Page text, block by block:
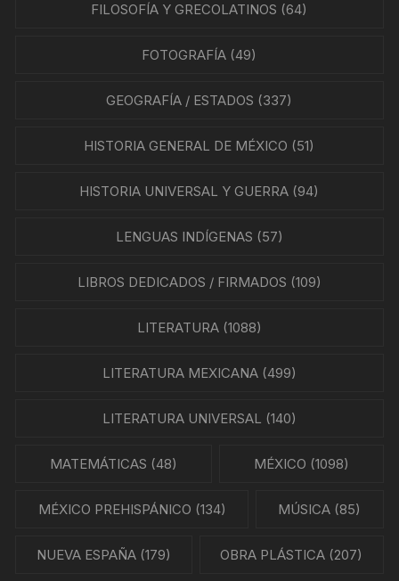
FILOSOFÍA Y GRECOLATINOS (64)
FOTOGRAFÍA (49)
GEOGRAFÍA / ESTADOS (337)
HISTORIA GENERAL DE MÉXICO (51)
HISTORIA UNIVERSAL Y GUERRA (94)
LENGUAS INDÍGENAS (57)
LIBROS DEDICADOS / FIRMADOS (109)
LITERATURA(1088)
LITERATURA MEXICANA(499)
LITERATURA UNIVERSAL (140)
MATEMÁTICAS (48) MÉXICO (1098)
MÉXICO PREHISPÁNICO (134) MÚSICA (85)
NUEVA ESPAÑA(179) OBRA PLÁSTICA (207)